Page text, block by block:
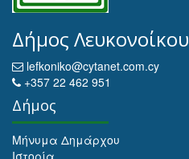
Δήμος Λευκονοίκου
lefkoniko@cytanet.com.cy
+357 22 462 951
Δήμος
Μήνυμα Δημάρχου